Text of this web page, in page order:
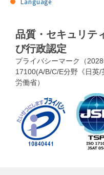
品質・セキュリテ
び行政認定
プライバシーマーク（
17100(A/B/C/E分野《日英
労働省）